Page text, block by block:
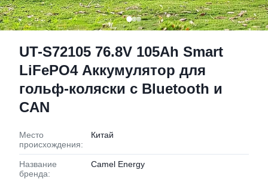
UT-S72105 76.8V 105Ah Smart
LiFePO4 Аккумулятор для
гольф-коляски с Bluetooth и
CAN
Место
происхождения:
Китай
Название
бренда:
Camel Energy